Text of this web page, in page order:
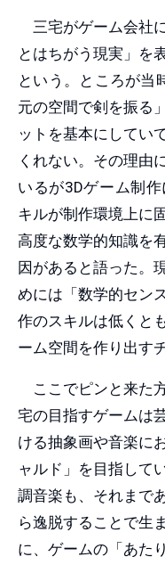
三宅がゲーム会社
とはちがう現実」を
という。ところが当
元の空間で剣を振る
ットを基本にしてい
くれない。その理由
いるが3Dゲーム制
キルが制作環境上に
高度な数学的知識を
因があると語った。
めには「数学的セン
作のスキルは低くと
ーム空間を作り出す
ここでピンと来た
宅の目指すゲームは
ける抽象画や音楽に
ャルド」を目指して
調音楽も、それまで
ら逸脱することで生
に、ゲームの「あた